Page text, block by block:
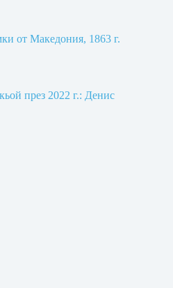
от Македония, 1863 г.